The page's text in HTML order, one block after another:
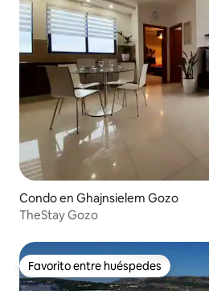
Condo en Ghajnsielem Gozo
TheStay Gozo
Favorito entre huéspedes
Favorito entre huéspedes